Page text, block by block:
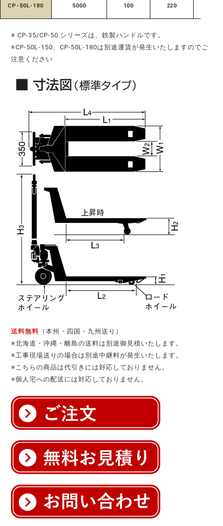
CP-50L-180 5000 100 220
※ CP-35/CP-50 シリーズは、鉄製ハンドルです。
※CP-50L-150、CP-50L-180は別途運賃が発生いたしますのでご
注意ください
送料無料 （本州・四国・九州送り）
※北海道・沖縄・離島の送料は別途御見積いたします。
※工事現場送りの場合は別途中継料が発生いたします。
※こちらの商品は代引きには対応しておりません。
※個人宅への配送には対応しておりません。